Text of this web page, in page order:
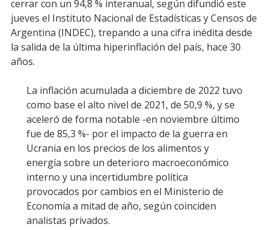
cerrar con un 94,8 % interanual, según difundió este
jueves el Instituto Nacional de Estadísticas y Censos de
Argentina (INDEC), trepando a una cifra inédita desde
la salida de la última hiperinflación del país, hace 30
años.
La inflación acumulada a diciembre de 2022 tuvo
como base el alto nivel de 2021, de 50,9 %, y se
aceleró de forma notable -en noviembre último
fue de 85,3 %- por el impacto de la guerra en
Ucrania en los precios de los alimentos y
energía sobre un deterioro macroeconómico
interno y una incertidumbre política
provocados por cambios en el Ministerio de
Economía a mitad de año, según coinciden
analistas privados.